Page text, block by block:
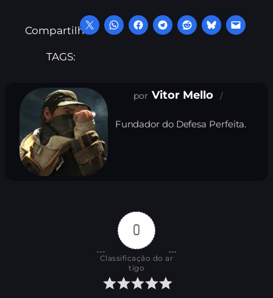
Compartilhe:
TAGS:
Vitor Mello
Fundador do Defesa Perfeita.
0
Classificação do ar
tigo